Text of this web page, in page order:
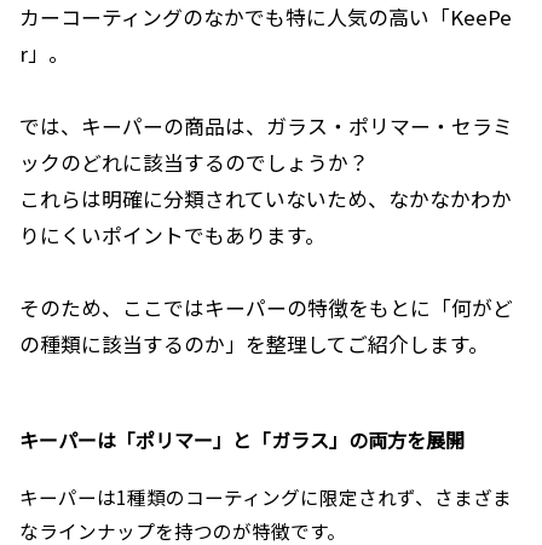
カーコーティングのなかでも特に人気の高い「KeePe
r」。
では、キーパーの商品は、ガラス・ポリマー・セラミ
ックのどれに該当するのでしょうか？
これらは明確に分類されていないため、なかなかわか
りにくいポイントでもあります。
そのため、ここではキーパーの特徴をもとに「何がど
の種類に該当するのか」を整理してご紹介します。
キーパーは「ポリマー」と「ガラス」の両方を展開
キーパーは1種類のコーティングに限定されず、さまざま
なラインナップを持つのが特徴です。